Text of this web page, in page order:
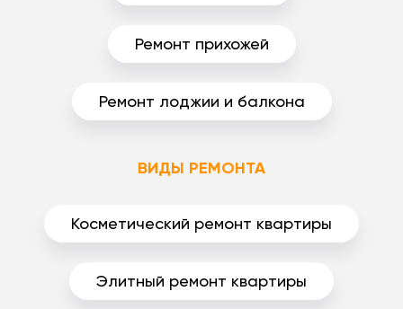
Ремонт прихожей
Ремонт лоджии и балкона
ВИДЫ РЕМОНТА
Косметический ремонт квартиры
Элитный ремонт квартиры